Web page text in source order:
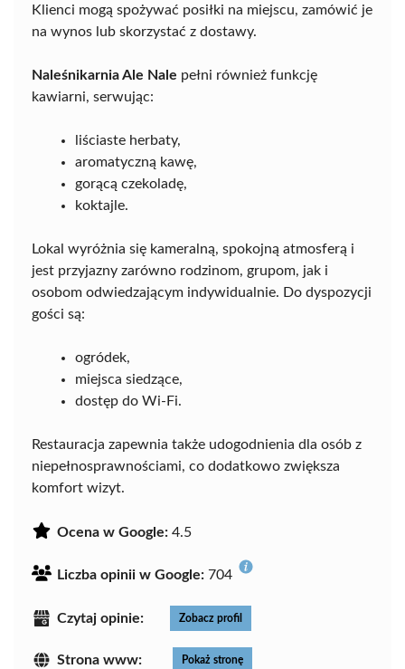
Klienci mogą spożywać posiłki na miejscu, zamówić je
na wynos lub skorzystać z dostawy.
Naleśnikarnia Ale Nale pełni również funkcję
kawiarni, serwując:
liściaste herbaty,
aromatyczną kawę,
gorącą czekoladę,
koktajle.
Lokal wyróżnia się kameralną, spokojną atmosferą i
jest przyjazny zarówno rodzinom, grupom, jak i
osobom odwiedzającym indywidualnie. Do dyspozycji
gości są:
ogródek,
miejsca siedzące,
dostęp do Wi-Fi.
Restauracja zapewnia także udogodnienia dla osób z
niepełnosprawnościami, co dodatkowo zwiększa
komfort wizyt.
Ocena w Google: 4.5
Liczba opinii w Google: 704
Czytaj opinie: Zobacz profil
Strona www: Pokaż stronę